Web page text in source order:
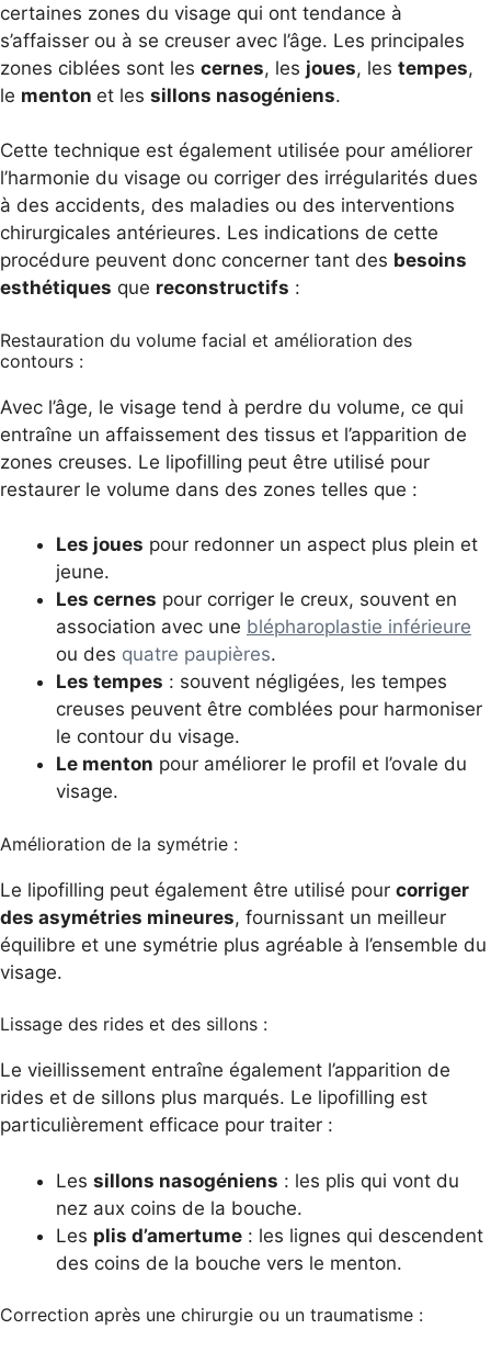
certaines zones du visage qui ont tendance à
s’affaisser ou à se creuser avec l’âge. Les principales
zones ciblées sont les cernes, les joues, les tempes,
le menton et les sillons nasogéniens.
Cette technique est également utilisée pour améliorer
l’harmonie du visage ou corriger des irrégularités dues
à des accidents, des maladies ou des interventions
chirurgicales antérieures. Les indications de cette
procédure peuvent donc concerner tant des besoins
esthétiques que reconstructifs :
Restauration du volume facial et amélioration des
contours :
Avec l’âge, le visage tend à perdre du volume, ce qui
entraîne un affaissement des tissus et l’apparition de
zones creuses. Le lipofilling peut être utilisé pour
restaurer le volume dans des zones telles que :
Les joues pour redonner un aspect plus plein et
jeune.
Les cernes pour corriger le creux, souvent en
association avec une blépharoplastie inférieure
ou des quatre paupières.
Les tempes : souvent négligées, les tempes
creuses peuvent être comblées pour harmoniser
le contour du visage.
Le menton pour améliorer le profil et l’ovale du
visage.
Amélioration de la symétrie :
Le lipofilling peut également être utilisé pour corriger
des asymétries mineures, fournissant un meilleur
équilibre et une symétrie plus agréable à l’ensemble du
visage.
Lissage des rides et des sillons :
Le vieillissement entraîne également l’apparition de
rides et de sillons plus marqués. Le lipofilling est
particulièrement efficace pour traiter :
Les sillons nasogéniens : les plis qui vont du
nez aux coins de la bouche.
Les plis d’amertume : les lignes qui descendent
des coins de la bouche vers le menton.
Correction après une chirurgie ou un traumatisme :